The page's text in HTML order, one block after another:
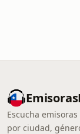
Escucha
por ciudad,